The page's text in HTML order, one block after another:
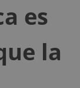
es
la